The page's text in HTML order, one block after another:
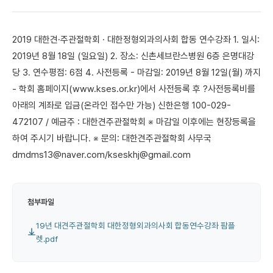
2019 대한견·주관절학회 · 대한정형외과의사회 합동 연수강좌 1. 일시:
2019년 8월 18일 (일요일) 2. 장소: 신촌세브란스병원 6층 은명대강
당 3. 연수평점: 6점 4. 사전등록 - 마감일: 2019년 8월 12일(월) 까지
- 학회 홈페이지(www.kses.or.kr)에서 사전등록 후 ?사전등록비를
아래의 계좌로 입금(온라인 접수만 가능) 신한은행 100-029-
472107 / 예금주 : 대한견주관절학회 ※ 마감일 이후에는 현장등록을
하여 주시기 바랍니다. ※ 문의: 대한견주관절학회 사무국
dmdms13@naver.com/kseskhj@gmail.com
첨부파일
19년 대견주관절학회 대한정형외과의사회 합동연수강좌 팜플
렛.pdf